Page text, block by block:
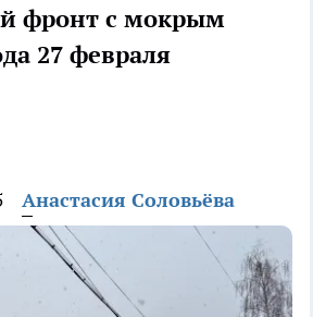
фронт с мокрым
27 февраля
Анастасия Соловьёва